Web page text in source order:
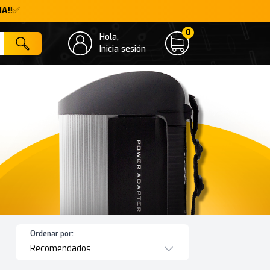
✅
Hola,
Inicia sesión
Cart
0
Ordenar por:
Recomendados